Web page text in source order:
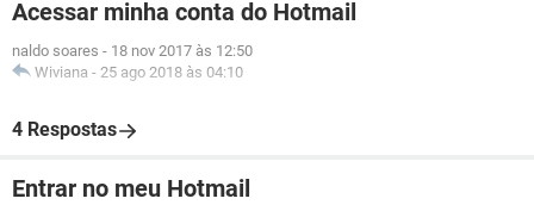
Acessar minha conta do Hotmail
naldo soares - 18 nov 2017 às 12:50
Wiviana - 25 ago 2018 às 04:10
4 Respostas
Entrar no meu Hotmail